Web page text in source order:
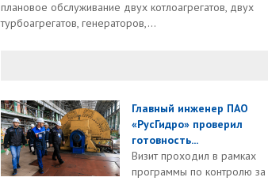
плановое обслуживание двух котлоагрегатов, двух
турбоагрегатов, генераторов,...
Главный инженер ПАО
«РусГидро» проверил
готовность...
Визит проходил в рамках
программы по контролю за